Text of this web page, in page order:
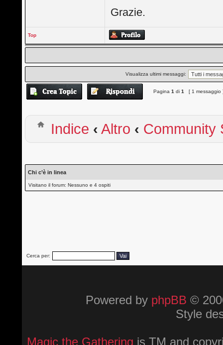
Grazie.
Top
Visualizza ultimi messaggi:
Pagina1 di1 [ 1 messaggio
Indice ‹ Altro ‹ Community
Chi c’è in linea
Visitano il forum: Nessuno e 4 ospiti
Cerca per:
Powered by phpBB ©
Style
Magic the Gathering is TM and